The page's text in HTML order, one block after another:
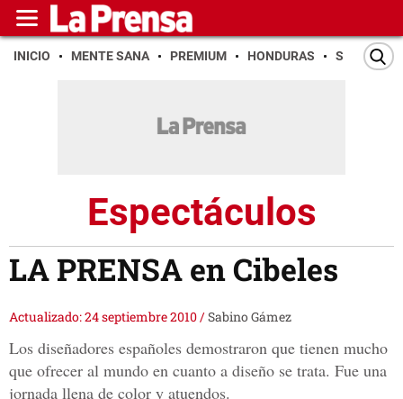
INICIO MENTE SANA PREMIUM HONDURAS SAN PEDRO
Espectáculos
LA PRENSA en Cibeles
Actualizado: 24 septiembre 2010/Sabino Gámez
Los diseñadores españoles demostraron que tienen mucho
que ofrecer al mundo en cuanto a diseño se trata. Fue una
jornada llena de color y atuendos.